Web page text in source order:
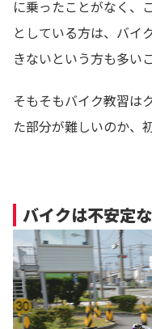
に乗ったことがなく、
としている方は、バイ
きないという方も多い
そもそもバイク教習は
た部分が難しいのか、
バイクは不安定